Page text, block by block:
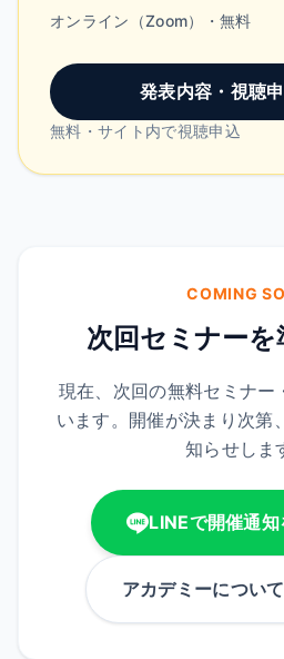
開催形式
オンライン（Zoom）・無料
発表内容・視聴
無料・サイト内で視聴申込
COMING
次回セミナーを
現在、次回の無料セミナー
います。開催が決まり次第
知らせしま
LINEで開催通
アカデミーについ